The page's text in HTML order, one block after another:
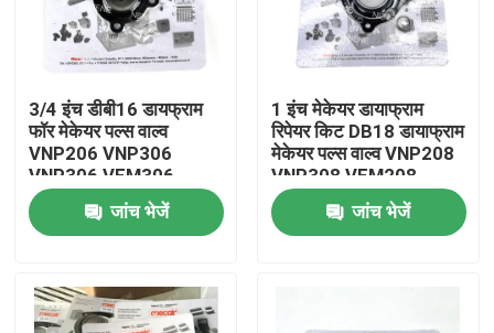
3/4 इंच डीबी16 डायफ्राम
फॉर मेकेयर पल्स वाल्व
VNP206 VNP306
VNP306 VEM306
जांच भेजें
1 इंच मेकेयर डायाफ्राम
रिपेयर किट DB18 डायाफ्राम
मेकेयर पल्स वाल्व VNP208
VNP308 VEM208
VEM308 VNP408
VEM408 के लिए
जांच भेजें